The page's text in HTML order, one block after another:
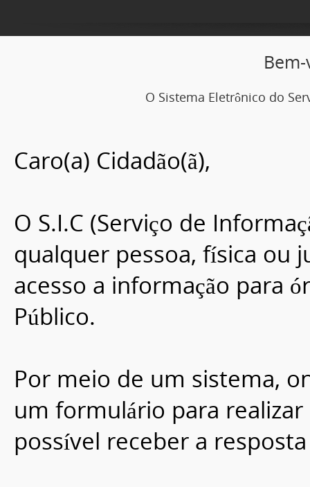
O Sistema Eletrônico do
Caro(a) Cidadão(ã),
O S.I.C (Serviço de
qualquer pessoa, física ou
acesso a informação para
Público.
Por meio de um sistema,
um formulário para
possível receber a